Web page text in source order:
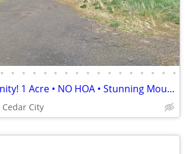
• • • • • • • • • • • • • • • • •
🏡 Rare Opportunity! 1 Acre • NO HOA • Stunning Mountain Views!
Cedar City